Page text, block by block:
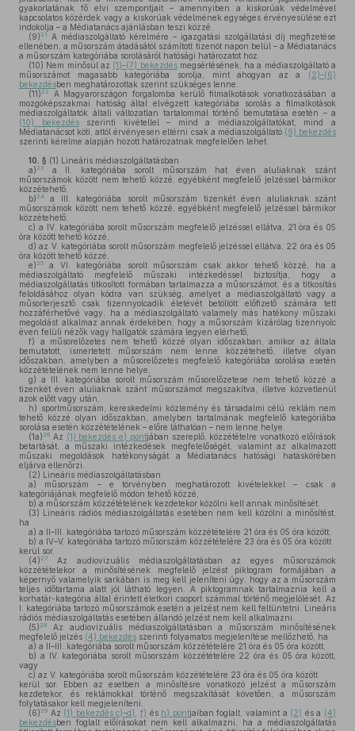
gyakorlatának fő elvi szempontjait – amennyiben a kiskorúak védelmével
kapcsolatos közérdek vagy a kiskorúak védelmének egységes érvényesülése ezt
indokolja – a Médiatanács ajánlásban teszi közzé.
(9) 21
A médiaszolgáltató kérelmére – igazgatási szolgáltatási díj megfizetése
ellenében, a műsorszám átadásától számított tizenöt napon belül – a Médiatanács
a műsorszám kategóriába sorolásáról hatósági határozatot hoz.
(10) Nem minősül az (1)–(7) bekezdésmegsértésének, ha a médiaszolgáltató a
műsorszámot magasabb kategóriába sorolja, mint ahogyan az a (2)–(6)
bekezdésben meghatározottak szerint szükséges lenne.
(11) 22
A Magyarországon forgalomba kerülő filmalkotások vonatkozásában a
mozgóképszakmai hatóság által elvégzett kategóriába sorolás a filmalkotások
médiaszolgáltatók általi változatlan tartalommal történő bemutatása esetén – a
(10) bekezdésszerinti kivétellel – mind a médiaszolgáltatókat, mind a
Médiatanácsot köti, attól érvényesen eltérni csak a médiaszolgáltató (9) bekezdés
szerinti kérelme alapján hozott határozatnak megfelelően lehet.
10. § (1) Lineáris médiaszolgáltatásban
a) 23
a II. kategóriába sorolt műsorszám hat éven aluliaknak szánt
műsorszámok között nem tehető közzé, egyébként megfelelő jelzéssel bármikor
közzétehető,
b) 24
a III. kategóriába sorolt műsorszám tizenkét éven aluliaknak szánt
műsorszámok között nem tehető közzé, egyébként megfelelő jelzéssel bármikor
közzétehető,
c) a IV. kategóriába sorolt műsorszám megfelelő jelzéssel ellátva, 21 óra és 05
óra között tehető közzé,
d) az V. kategóriába sorolt műsorszám megfelelő jelzéssel ellátva, 22 óra és 05
óra között tehető közzé,
e) 25
a VI. kategóriába sorolt műsorszám csak akkor tehető közzé, ha a
médiaszolgáltató megfelelő műszaki intézkedéssel biztosítja, hogy a
médiaszolgáltatás titkosított formában tartalmazza a műsorszámot, és a titkosítás
feloldásához olyan kódra van szükség, amelyet a médiaszolgáltató vagy a
műsorterjesztő csak tizennyolcadik életévét betöltött előfizető számára tett
hozzáférhetővé vagy, ha a médiaszolgáltató valamely más hatékony műszaki
megoldást alkalmaz annak érdekében, hogy a műsorszám kizárólag tizennyolc
éven felüli nézők vagy hallgatók számára legyen elérhető,
f) a műsorelőzetes nem tehető közzé olyan időszakban, amikor az általa
bemutatott, ismertetett műsorszám nem lenne közzétehető, illetve olyan
időszakban, amelyben a műsorelőzetes megfelelő kategóriába sorolása esetén
közzétételének nem lenne helye,
g) a III. kategóriába sorolt műsorszám műsorelőzetese nem tehető közzé a
tizenkét éven aluliaknak szánt műsorszámot megszakítva, illetve közvetlenül
azok előtt vagy után,
h) sportműsorszám, kereskedelmi közlemény és társadalmi célú reklám nem
tehető közzé olyan időszakban, amelyben tartalmának megfelelő kategóriába
sorolása esetén közzétételének – előre láthatóan – nem lenne helye.
(1a) 26 Az (1) bekezdés e) pontjában szereplő, közzétételre vonatkozó előírások
betartását, a műszaki intézkedések megfelelőségét, valamint az alkalmazott
műszaki megoldások hatékonyságát a Médiatanács hatósági hatáskörében
eljárva ellenőrzi.
(2) Lineáris médiaszolgáltatásban
a) műsorszám – e törvényben meghatározott kivételekkel – csak a
kategóriájának megfelelő módon tehető közzé,
b) a műsorszám közzétételének kezdetekor közölni kell annak minősítését.
(3) Lineáris rádiós médiaszolgáltatás esetében nem kell közölni a minősítést,
ha
a) a II–III. kategóriába tartozó műsorszám közzétételére 21 óra és 05 óra között,
b) a IV–V. kategóriába tartozó műsorszám közzétételére 23 óra és 05 óra között
kerül sor.
(4) 27
Az audiovizuális médiaszolgáltatásban az egyes műsorszámok
közzétételekor a minősítésének megfelelő jelzést piktogram formájában a
képernyő valamelyik sarkában is meg kell jeleníteni úgy, hogy az a műsorszám
teljes időtartama alatt jól látható legyen. A piktogramnak tartalmaznia kell a
korhatár-kategória által érintett életkori csoport számmal történő megjelölését. Az
I. kategóriába tartozó műsorszámok esetén a jelzést nem kell feltüntetni. Lineáris
rádiós médiaszolgáltatás esetében állandó jelzést nem kell alkalmazni.
(5) 28
Az audiovizuális médiaszolgáltatásban a műsorszám minősítésének
megfelelő jelzés (4) bekezdés szerinti folyamatos megjelenítése mellőzhető, ha
a) a II–III. kategóriába sorolt műsorszám közzétételére 21 óra és 05 óra között,
b) a IV. kategóriába sorolt műsorszám közzétételére 22 óra és 05 óra között,
vagy
c) az V. kategóriába sorolt műsorszám közzétételére 23 óra és 05 óra között
kerül sor. Ebben az esetben a minősítésre vonatkozó jelzést a műsorszám
kezdetekor, és reklámokkal történő megszakítását követően, a műsorszám
folytatásakor kell megjeleníteni.
(6) 29 Az (1) bekezdés c)–d) ,f) és h) pontjaiban foglalt, valamint a (2) és a (4)
bekezdésben foglalt előírásokat nem kell alkalmazni, ha a médiaszolgáltatás